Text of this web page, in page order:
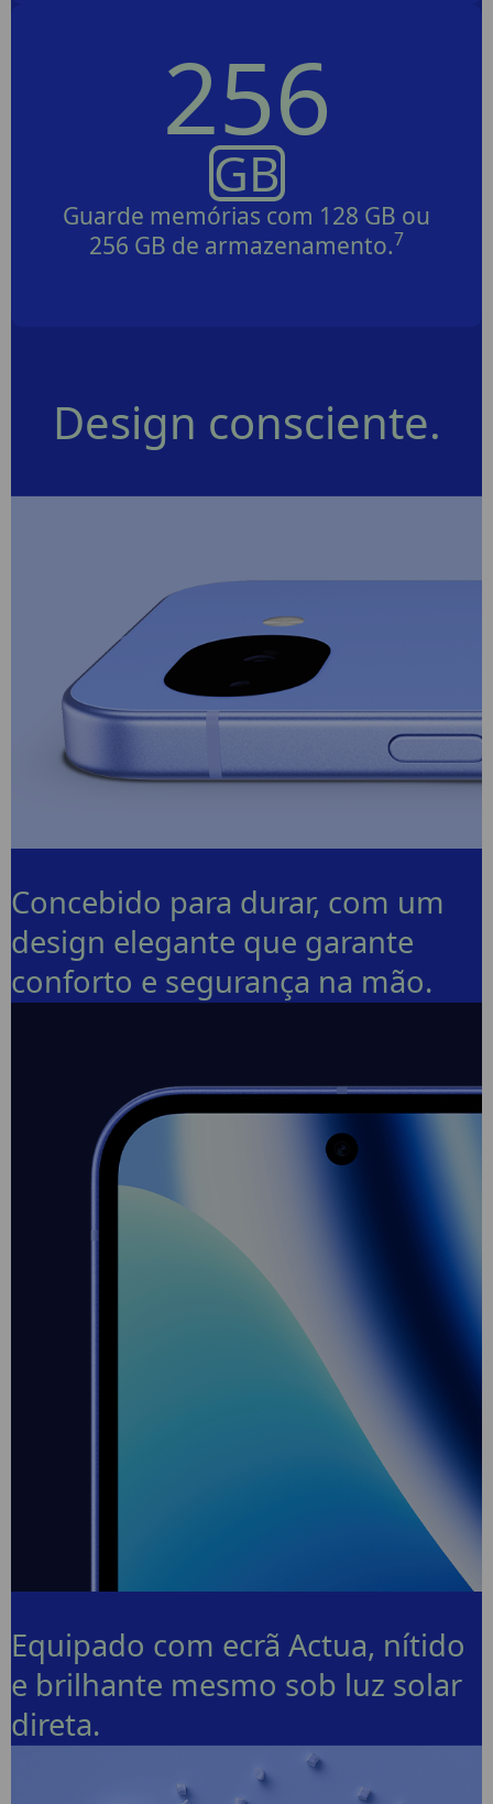
256
GB
Guarde memórias com 128 GB ou
256 GB de armazenamento.7
Design consciente.
Concebido para durar, com um
design elegante que garante
conforto e segurança na mão.
Equipado com ecrã Actua, nítido
e brilhante mesmo sob luz solar
direta.